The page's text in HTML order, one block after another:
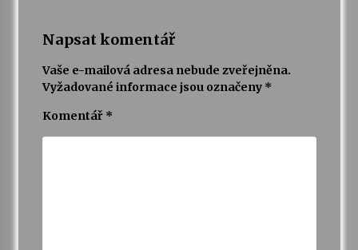
Napsat komentář
Vaše e-mailová adresa nebude zveřejněna.
Vyžadované informace jsou označeny *
Komentář *